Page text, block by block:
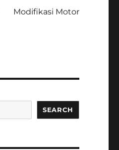
Modifikasi Motor
SEARCH